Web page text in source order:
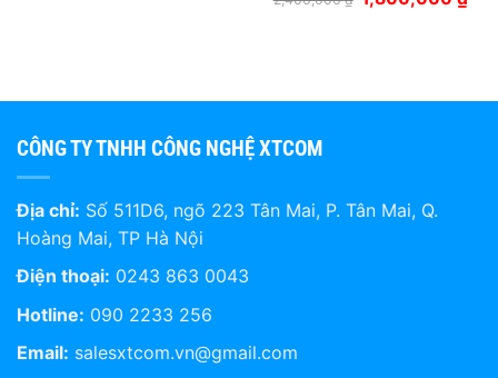
gốc
CÔNG TY TNHH CÔNG NGHỆ XTCOM
Địa chỉ: Số 511D6, ngõ 223 Tân Mai, P. Tân Mai, Q.
Hoàng Mai, TP Hà Nội
Điện thoại: 0243 863 0043
Hotline: 090 2233 256
Email: salesxtcom.vn@gmail.com